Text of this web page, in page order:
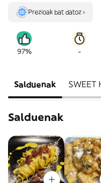
Prezioak bat datoz ›
97% -
Salduenak SWEET
Salduenak